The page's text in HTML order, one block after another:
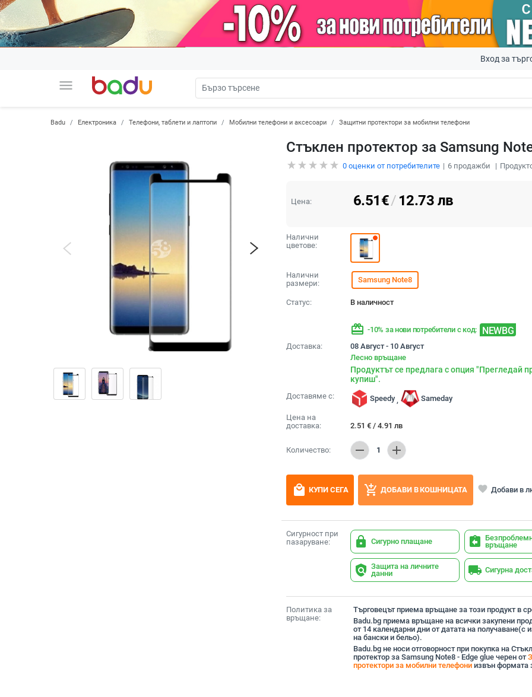
menu
Вход за
Badu Електроника Телефони, таблети и лаптопи Мобилни телефони и аксесоари Защитни протектори за мобилни телефони
Стъклен протектор за Samsung
0оценки от потребителите 6продажби
Цена: 6.51€/ 12.73 лв
Налични
цветове:
Налични
размери:
Samsung Note8
Статус: В наличност
redeem -10% за нови потребители с код: NEWBG
Доставка:
08 Август - 10 Август
Лесно връщане
Продуктът се предлага с опция "Прегледай
купиш".
Доставяме с: Speedy , Sameday
Цена на
доставка:
2.51 € / 4.91 лв
Количество: remove 1 add
local_mall КУПИ СЕГА add_shopping_cart ДОБАВИ В КОШНИЦАТА favorite Добави в
Сигурност при
пазаруване:
lock Сигурно плащане assignment_return връщане
policy Защита на личните
данни
local_shipping Сигурна
Политика за
връщане:
Търговецът приема връщане за този продукт в
Badu.bg приема връщане на всички закупени
от 14 календарни дни от датата на получаване(с
на бански и бельо).
Badu.bg не носи отговорност при покупка на
протектор за Samsung Note8 - Edge glue черен от
протектори за мобилни телефониизвън формата